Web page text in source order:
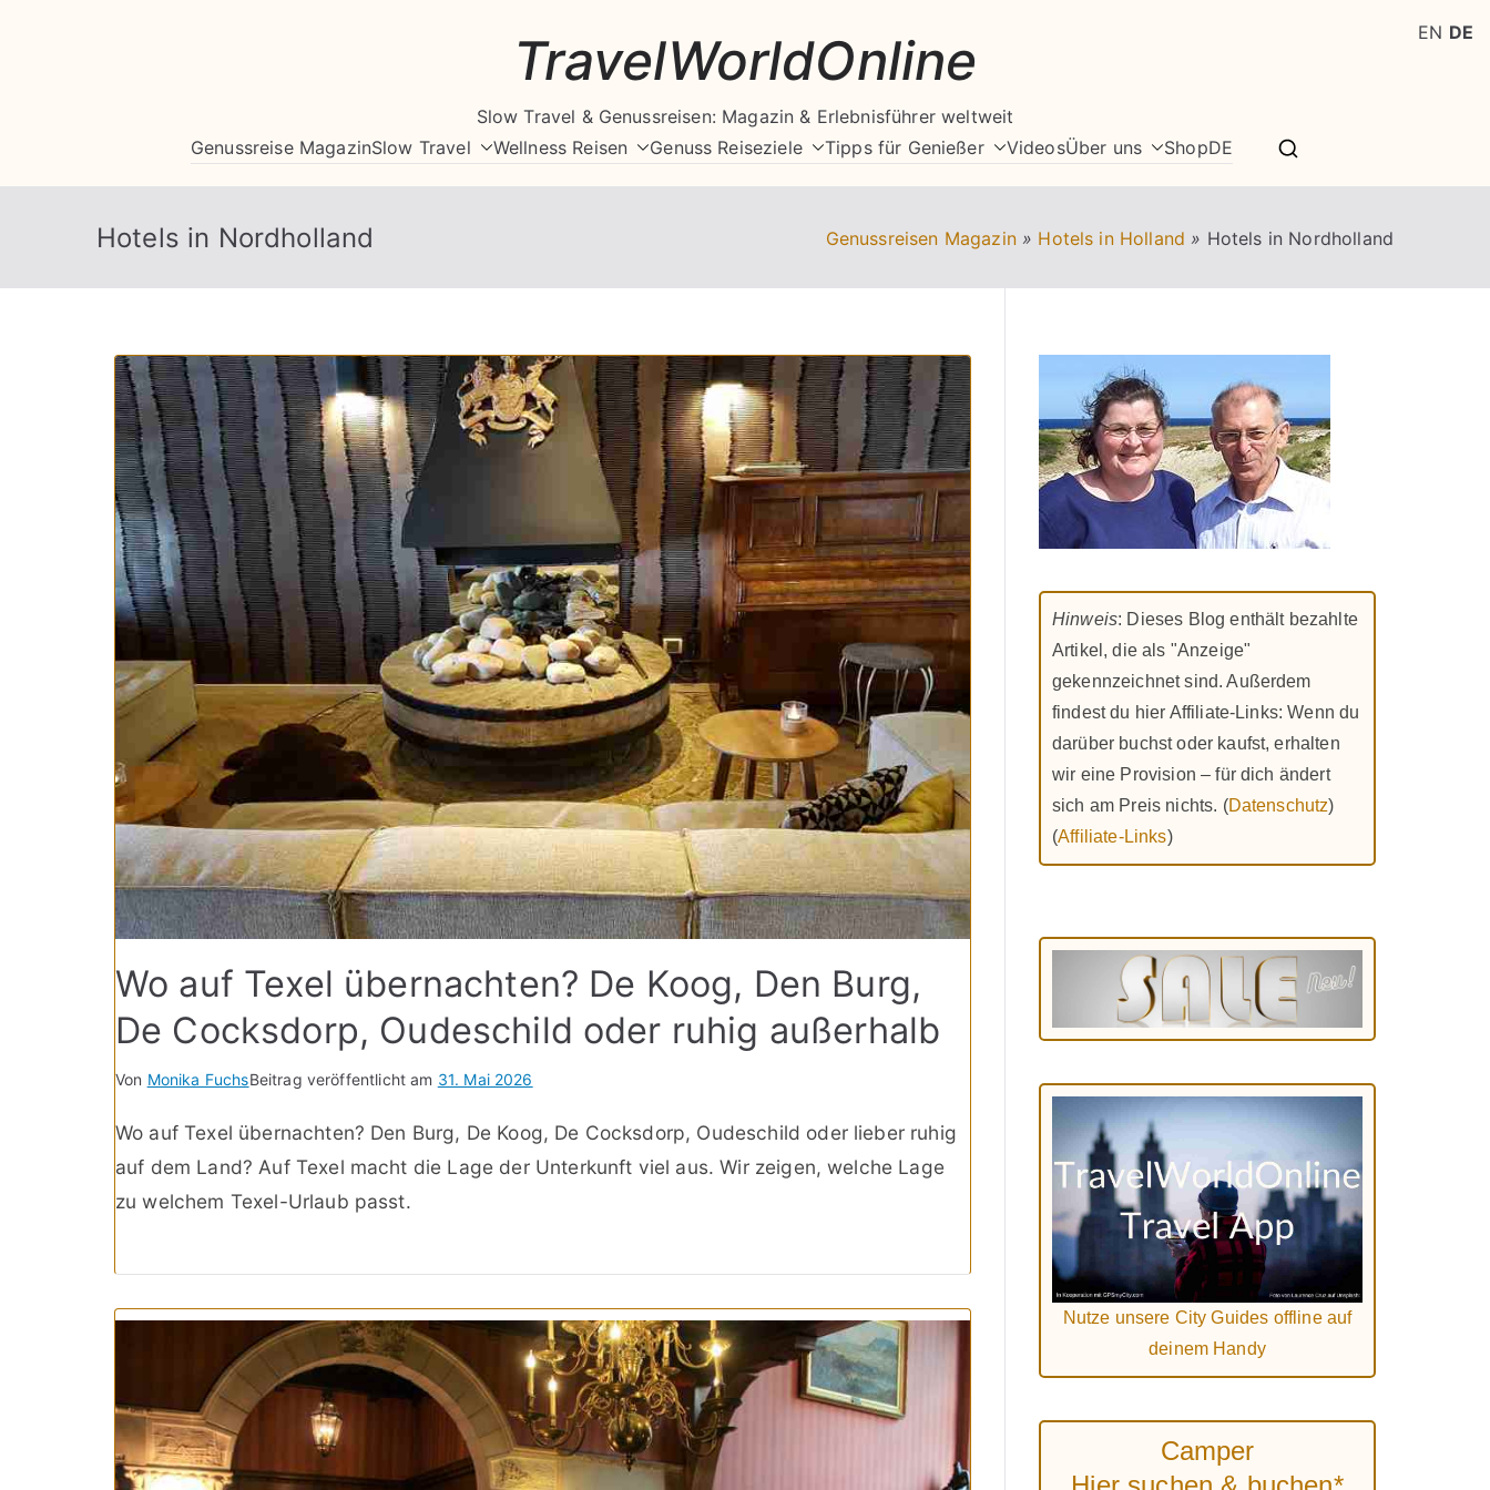
TravelWorldOnline
Slow Travel & Genussreisen: Magazin & Erlebnisführer weltweit
Genussreise MagazinSlow Travel Wellness Reisen Genuss Reiseziele Tipps für Genießer VideosÜber uns ShopDE
Hotels in Nordholland Genussreisen Magazin » Hotels in Holland » Hotels in Nordholland
Wo auf Texel übernachten? De Koog, Den Burg,
De Cocksdorp, Oudeschild oder ruhig außerhalb
Von Monika FuchsBeitrag veröffentlicht am 31. Mai 2026
Wo auf Texel übernachten? Den Burg, De Koog, De Cocksdorp, Oudeschild oder lieber ruhig
auf dem Land? Auf Texel macht die Lage der Unterkunft viel aus. Wir zeigen, welche Lage
zu welchem Texel-Urlaub passt.
Hinweis: Dieses Blog enthält bezahlte
Artikel, die als "Anzeige"
gekennzeichnet sind. Außerdem
findest du hier Affiliate-Links: Wenn du
darüber buchst oder kaufst, erhalten
wir eine Provision – für dich ändert
sich am Preis nichts. (Datenschutz)
(Affiliate-Links)
Nutze unsere City Guides offline auf
deinem Handy
Camper
EN DE